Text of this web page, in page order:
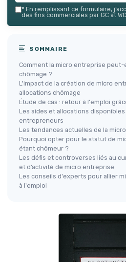
* En remplissant ce formulaire,
des fins commerciales par GC at
SOMMAIRE
Comment la micro entreprise peut-
chômage ?
L'impact de la création de micro
allocations chômage
Étude de cas : retour à l'emploi
Les aides et allocations
entrepreneurs
Les tendances actuelles de la
Pourquoi opter pour le statut de
étant chômeur ?
Les défis et controverses liés au
et d’activité de micro entreprise
Les conseils d'experts pour allier
à l'emploi